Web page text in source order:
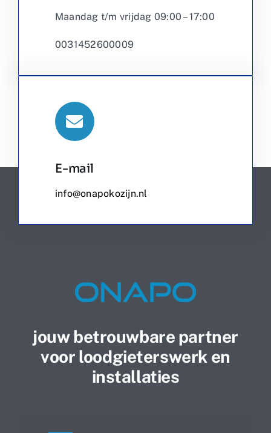
Maandag t/m vrijdag 09:00 – 17:00
0031452600009
E-mail
info@onapokozijn.nl
jouw betrouwbare partner
voor loodgieterswerk en
installaties